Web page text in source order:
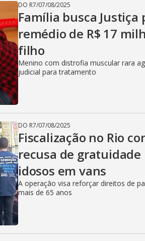
DO R7/07/08/2025
Família busca Justiça
remédio de R$ 17
filho
Menino com distrofia muscular rara
judicial para tratamento
DO R7/07/08/2025
Fiscalização no Rio
recusa de gratuidade
idosos em vans
A operação visa reforçar direitos de
mais de 65 anos